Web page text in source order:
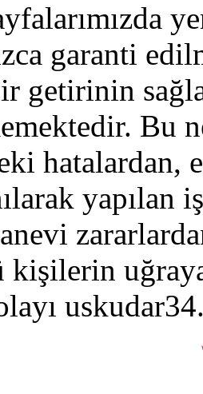
garanti
getirinin
Bu
hatalardan,
yapılan
kişilerin